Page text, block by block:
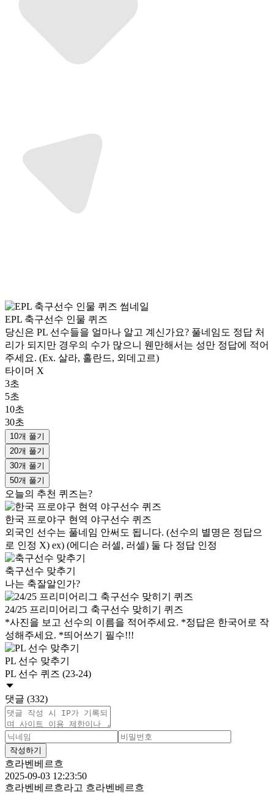
EPL 축구선수 인물 퀴즈
당신은 PL 선수들을 얼마나 알고 계신가요? 풀네임도 정답 처
리가 되지만 경우의 수가 많으니 웬만해서는 성만 정답에 적어
주세요. (Ex. 살라, 홀란드, 외데고르)
타이머 X
3초
5초
10초
30초
10개 풀기
20개 풀기
30개 풀기
50개 풀기
오늘의 추천 퀴즈는?
한국 프로야구 현역 야구선수 퀴즈
외국인 선수는 풀네임 안써도 됩니다. (선수의 별명은 정답으
로 인정 X) ex) (에디슨 러셀, 러셀) 둘 다 정답 인정
축구선수 맞추기
나는 축잘알인가?
24/25 프리미어리그 축구선수 맞히기 퀴즈
*사진을 보고 선수의 이름을 적어주세요. *정답은 한국어로 작
성해주세요. *띄어쓰기 필수!!!
PL 선수 맞추기
PL 선수 퀴즈 (23-24)
댓글 (332)
작성하기
흐라벤베르흐
2025-09-03 12:23:50
흐라벤베르흐라고 흐라벤베르흐